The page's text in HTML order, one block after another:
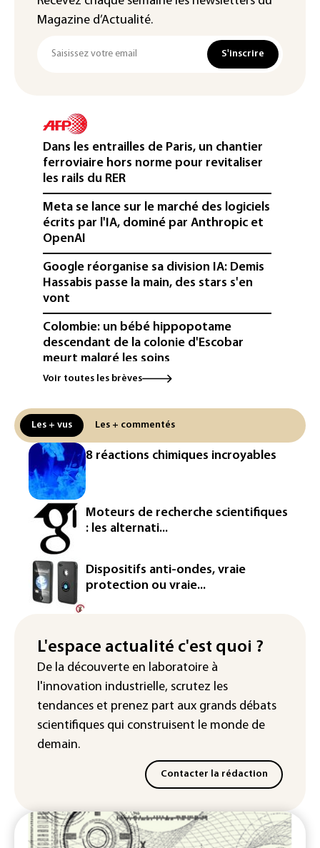
Magazine d’Actualité.
S'inscrire
Dans les entrailles de Paris, un chantier
ferroviaire hors norme pour revitaliser
les rails du RER
Meta se lance sur le marché des logiciels
écrits par l'IA, dominé par Anthropic et
OpenAI
Google réorganise sa division IA: Demis
Hassabis passe la main, des stars s'en
vont
Colombie: un bébé hippopotame
descendant de la colonie d'Escobar
meurt malgré les soins
Éclipse: une baisse temporaire de la
attendue en Europe
L'Autriche bat son record absolu de
chaleur pour le deuxième jour d'affilée
Inde : Meta sommé de s'excuser après
le retrait d'une vidéo de Modi
La défense, voie de diversification pour
un secteur automobile à la peine
France : prison avec sursis et
"bannissement numérique" pour deux
streamers jugés pour des violences et
IA : Mythos 5 d'Anthropic crée de
fausses identités lors d'un test au
Royaume-Uni
Voir toutes les brèves
Les + vus Les + commentés
8 réactions chimiques incroyables
Moteurs de recherche scientifiques
: les alternati...
Dispositifs anti-ondes, vraie
protection ou vraie...
L'espace actualité c'est quoi ?
De la découverte en laboratoire à
l'innovation industrielle, scrutez les
tendances et prenez part aux grands débats
scientifiques qui construisent le monde de
demain.
Contacter la rédaction